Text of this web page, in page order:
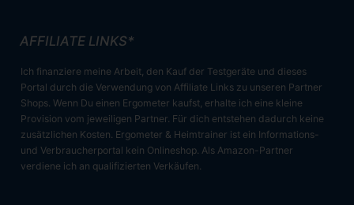
AFFILIATE LINKS*
Ich finanziere meine Arbeit, den Kauf der Testgeräte und dieses
Portal durch die Verwendung von Affiliate Links zu unseren Partner
Shops. Wenn Du einen Ergometer kaufst, erhalte ich eine kleine
Provision vom jeweiligen Partner. Für dich entstehen dadurch keine
zusätzlichen Kosten. Ergometer & Heimtrainer ist ein Informations-
und Verbraucherportal kein Onlineshop. Als Amazon-Partner
verdiene ich an qualifizierten Verkäufen.